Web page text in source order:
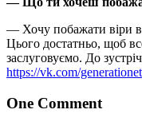
— Хочу побажати віри в
Цього достатньо, щоб
заслуговуємо. До
https://vk.com/
One Comment